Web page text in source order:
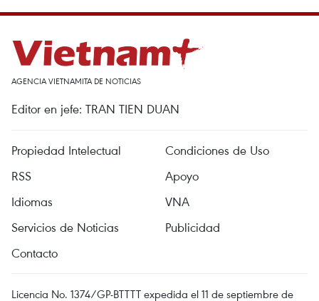
AGENCIA VIETNAMITA DE NOTICIAS
Editor en jefe: TRAN TIEN DUAN
Propiedad Intelectual
Condiciones de Uso
RSS
Apoyo
Idiomas
VNA
Servicios de Noticias
Publicidad
Contacto
Licencia No. 1374/GP-BTTTT expedida el 11 de septiembre de